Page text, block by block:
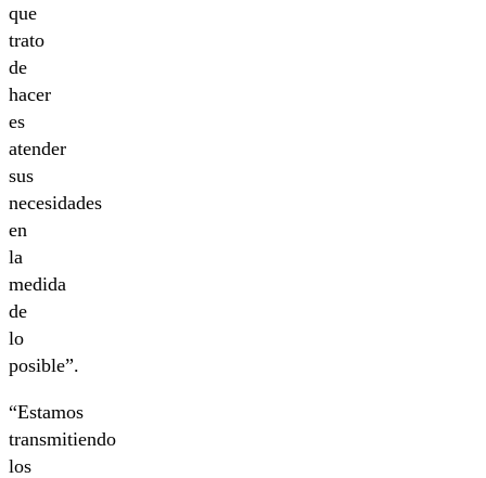
que
trato
de
hacer
es
atender
sus
necesidades
en
la
medida
de
lo
posible”.
“Estamos
transmitiendo
los